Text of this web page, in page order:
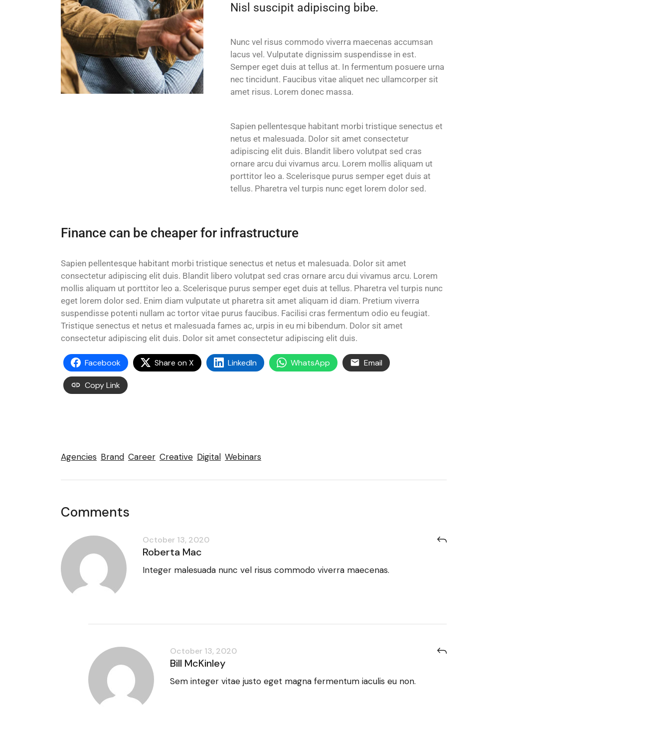
Nisl suscipit adipiscing bibe.
Nunc vel risus commodo viverra maecenas accumsan
lacus vel. Vulputate dignissim suspendisse in est.
Semper eget duis at tellus at. In fermentum posuere urna
nec tincidunt. Faucibus vitae aliquet nec ullamcorper sit
amet risus. Lorem donec massa.
Sapien pellentesque habitant morbi tristique senectus et
netus et malesuada. Dolor sit amet consectetur
adipiscing elit duis. Blandit libero volutpat sed cras
ornare arcu dui vivamus arcu. Lorem mollis aliquam ut
porttitor leo a. Scelerisque purus semper eget duis at
tellus. Pharetra vel turpis nunc eget lorem dolor sed.
Finance can be cheaper for infrastructure
Sapien pellentesque habitant morbi tristique senectus et netus et malesuada. Dolor sit amet
consectetur adipiscing elit duis. Blandit libero volutpat sed cras ornare arcu dui vivamus arcu. Lorem
mollis aliquam ut porttitor leo a. Scelerisque purus semper eget duis at tellus. Pharetra vel turpis nunc
eget lorem dolor sed. Enim diam vulputate ut pharetra sit amet aliquam id diam. Pretium viverra
suspendisse potenti nullam ac tortor vitae purus faucibus. Facilisi cras fermentum odio eu feugiat.
Tristique senectus et netus et malesuada fames ac, urpis in eu mi bibendum. Dolor sit amet
consectetur adipiscing elit duis. Dolor sit amet consectetur adipiscing elit duis.
Facebook Share on X LinkedIn WhatsApp Email
Copy Link
Agencies Brand Career Creative Digital Webinars
Comments
October 13, 2020
Roberta Mac
Integer malesuada nunc vel risus commodo viverra maecenas.
October 13, 2020
Bill McKinley
Sem integer vitae justo eget magna fermentum iaculis eu non.